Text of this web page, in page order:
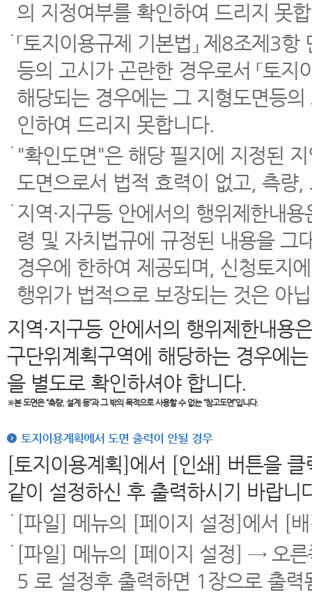
의 지정여부를 확인하여 드리지 못
「토지이용규제 기본법」 제8조제3
등의 고시가 곤란한 경우로서 「토
해당되는 경우에는 그 지형도면등
인하여 드리지 못합니다.
"확인도면"은 해당 필지에 지정된
도면으로서 법적 효력이 없고, 측량
지역·지구등 안에서의 행위제한내
령 및 자치법규에 규정된 내용을 그
경우에 한하여 제공되며, 신청토지
행위가 법적으로 보장되는 것은 아
지역·지구등 안에서의 행위제한내용
구단위계획구역에 해당하는 경우에
을 별도로 확인하셔야 합니다.
※본 도면은“측량, 설계 등”과 그 밖의 목적으로 사용할 수 없는 “참고도면”입니다.
토지이용계획에서 도면 출력이 안될 경우
[토지이용계획]에서 [인쇄] 버튼을
같이 설정하신 후 출력하시기 바랍니
[파일] 메뉴의 [페이지 설정]에서 [
[파일] 메뉴의 [페이지 설정] → 오
5 로 설정후 출력하면 1장으로 출력